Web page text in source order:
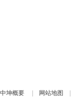
中坤概要 网站地图